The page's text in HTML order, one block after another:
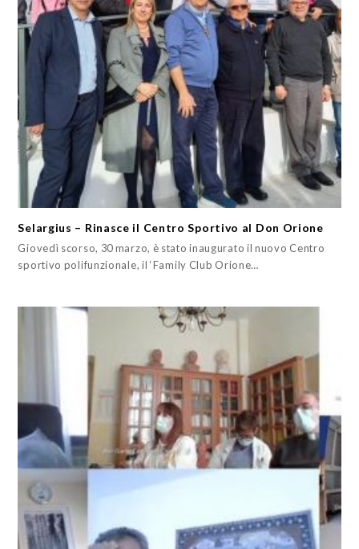
Selargius – Rinasce il Centro Sportivo al Don Orione
Giovedì scorso, 30 marzo, è stato inaugurato il nuovo Centro
sportivo polifunzionale, il ‘Family Club Orione…